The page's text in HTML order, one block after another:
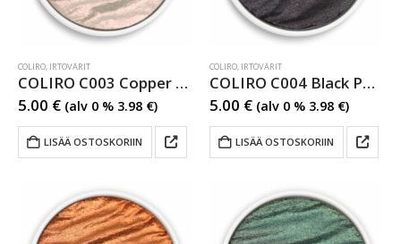
COLIRO, IRTOVÄRIT
COLIRO C003 Copper Pearl Metallihohtovesiväri
5.00 € (alv 0 % 3.98 €)
LISÄÄ OSTOSKORIIN
COLIRO, IRTOVÄRIT
COLIRO C004 Black Pearl Metallihohtovesiväri
5.00 € (alv 0 % 3.98 €)
LISÄÄ OSTOSKORIIN